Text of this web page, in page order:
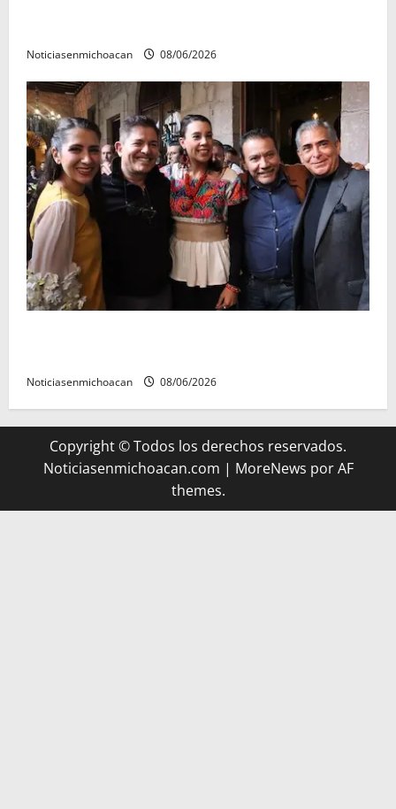
Noticiasenmichoacan 08/06/2026
Noticiasenmichoacan 08/06/2026
Copyright © Todos los derechos reservados.
Noticiasenmichoacan.com | MoreNews por AF
themes.